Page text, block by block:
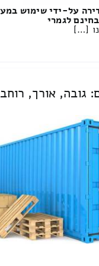
על-ידי שימוש
לגמרי
[…]
גובה, אורך, רוחב